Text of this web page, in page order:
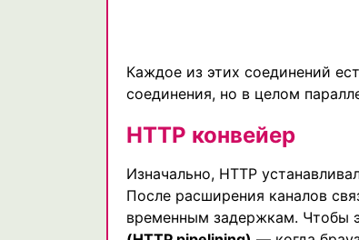
Каждое из этих соединений
соединения, но в целом
HTTP конвейер
Изначально, HTTP
После расширения каналов
временным задержкам. Чтобы